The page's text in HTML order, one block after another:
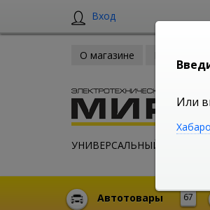
Вход
О магазине
УНИВЕРСАЛЬНЫЙ
67
Автотовары
Или